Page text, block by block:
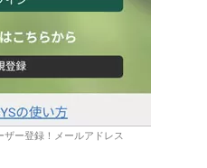
ザー登録！メールアドレス